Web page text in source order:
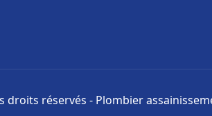
droits réservés - Plombier